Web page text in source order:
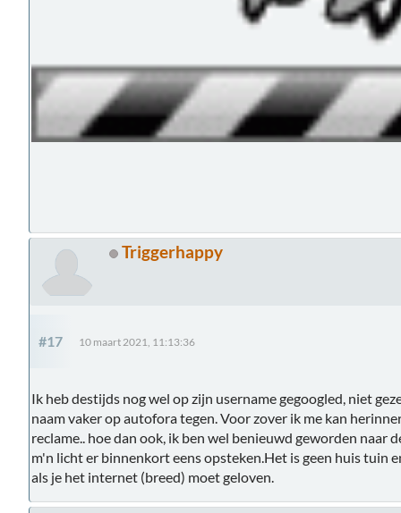
Triggerhappy
#17 10 maart 2021, 11:13:36
Ik heb destijds nog wel op zijn username gegoogled, niet
naam vaker op autofora tegen. Voor zover ik me kan
reclame.. hoe dan ook, ik ben wel benieuwd geworden naar
m'n licht er binnenkort eens opsteken.Het is geen huis tuin
als je het internet (breed) moet geloven.